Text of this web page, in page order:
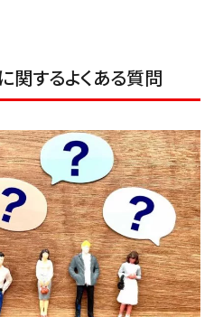
関するよくある質問